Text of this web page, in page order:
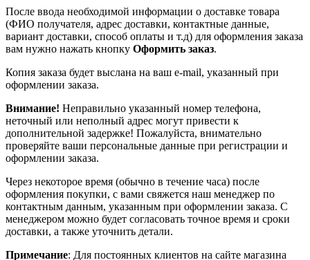
После ввода необходимой информации о доставке товара
(ФИО получателя, адрес доставки, контактные данные,
вариант доставки, способ оплаты и т.д) для оформления заказа
вам нужно нажать кнопку Оформить заказ.
Копия заказа будет выслана на ваш e-mail, указанный при
оформлении заказа.
Внимание! Неправильно указанный номер телефона,
неточный или неполный адрес могут привести к
дополнительной задержке! Пожалуйста, внимательно
проверяйте ваши персональные данные при регистрации и
оформлении заказа.
Через некоторое время (обычно в течение часа) после
оформления покупки, с вами свяжется наш менеджер по
контактным данным, указанным при оформлении заказа. С
менеджером можно будет согласовать точное время и сроки
доставки, а также уточнить детали.
Примечание: Для постоянных клиентов на сайте магазина